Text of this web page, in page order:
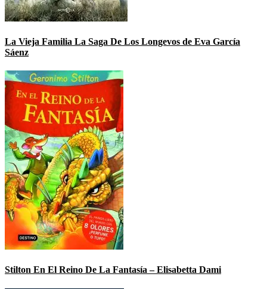
La Vieja Familia La Saga De Los Longevos de Eva García
Sáenz
Stilton En El Reino De La Fantasía – Elisabetta Dami